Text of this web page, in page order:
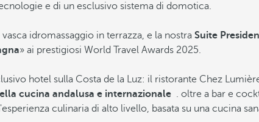
e di un esclusivo sistema di domotica.
idromassaggio in terrazza, e la nostra Suite
» ai prestigiosi World Travel Awards 2025.
hotel sulla Costa de la Luz: il ristorante Chez
cucina andalusa e internazionale . oltre a bar e
culinaria di alto livello, basata su una cucina